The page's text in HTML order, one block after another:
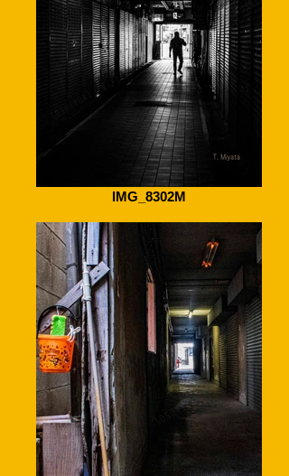
IMG_8302M